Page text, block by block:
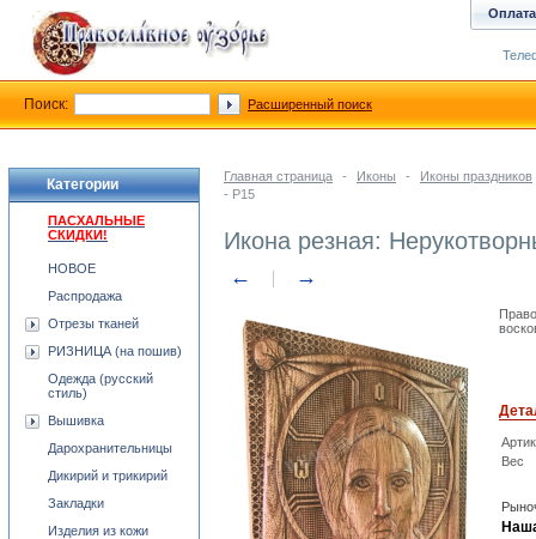
Главная страница - Иконы -
Иконы праздников
- P15
Икона резная:
← →
Вес
Категории
ПАСХАЛЬНЫЕ
СКИДКИ!
НОВОЕ
Распродажа
Отрезы тканей
РИЗНИЦА (на пошив)
Одежда (русский
стиль)
Вышивка
Дарохранительницы
Дикирий и трикирий
Закладки
Изделия из кожи
Оплата
Поиск: Расширенный поиск